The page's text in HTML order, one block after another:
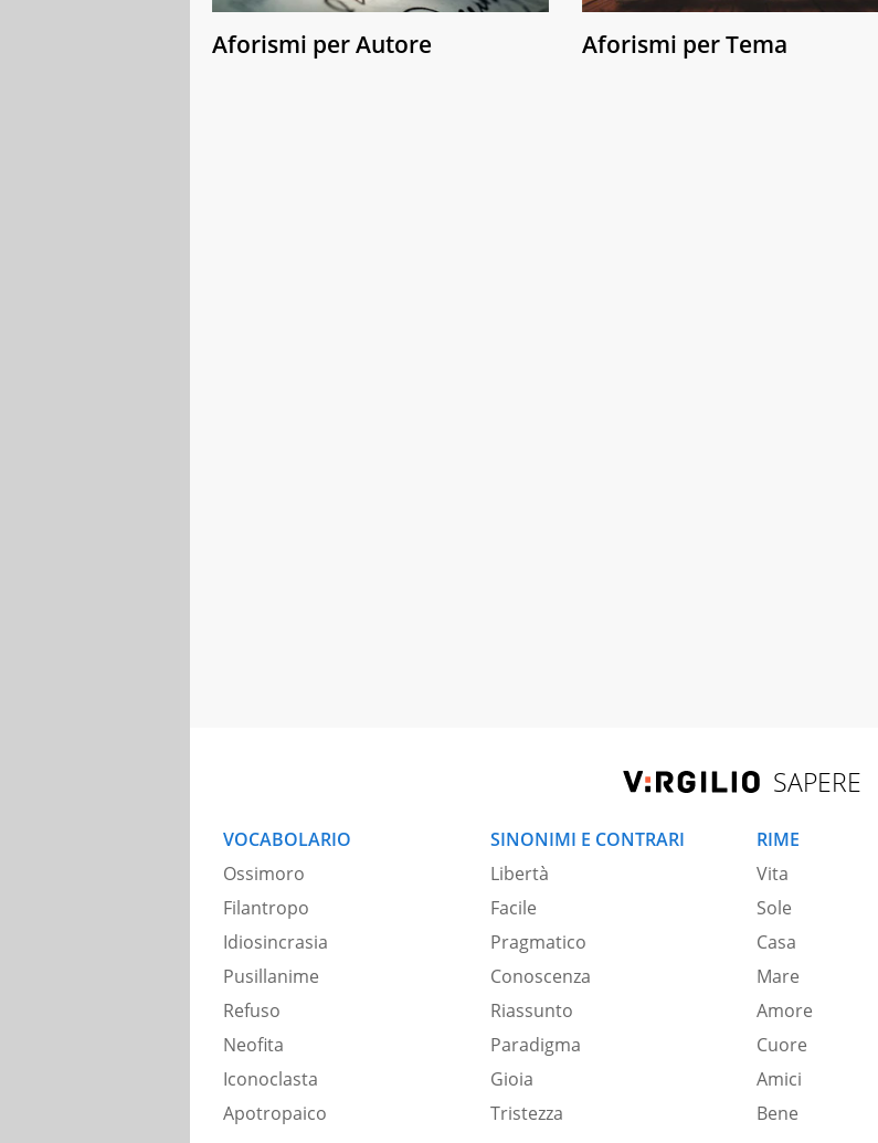
Aforismi per Autore Aforismi per Tema
SAPERE
VOCABOLARIO
Ossimoro
Filantropo
Idiosincrasia
Pusillanime
Refuso
Neofita
Iconoclasta
Apotropaico
SINONIMI E CONTRARI
Libertà
Facile
Pragmatico
Conoscenza
Riassunto
Paradigma
Gioia
Tristezza
RIME
Vita
Sole
Casa
Mare
Amore
Cuore
Amici
Bene